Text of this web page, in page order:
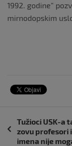
1992. godine”
mirnodopskim
objava
Tužioci USK-a
zovu profesori
imena nije